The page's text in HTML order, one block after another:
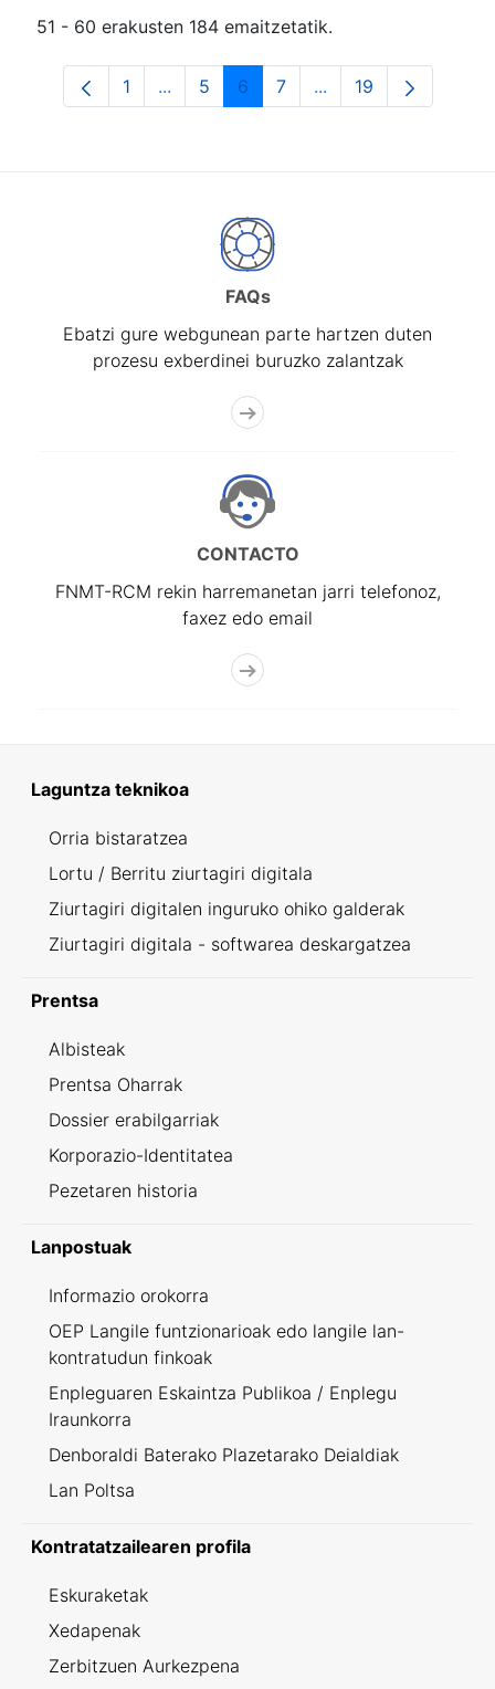
51 - 60 erakusten 184 emaitzetatik.
Orrialdea
1 ...Intermediate Pages Use TAB to
Orrialdea
5 Orrialdea
6 Orrialdea
7 ...Intermediate Pages
Orrialdea
19
FAQs
Ebatzi gure webgunean parte hartzen duten
prozesu exberdinei buruzko zalantzak
CONTACTO
FNMT-RCM rekin harremanetan jarri telefonoz,
faxez edo email
Laguntza teknikoa
Orria bistaratzea
Lortu / Berritu ziurtagiri digitala
Ziurtagiri digitalen inguruko ohiko galderak
Ziurtagiri digitala - softwarea deskargatzea
Prentsa
Albisteak
Prentsa Oharrak
Dossier erabilgarriak
Korporazio-Identitatea
Pezetaren historia
Lanpostuak
Informazio orokorra
OEP Langile funtzionarioak edo langile lan-
kontratudun finkoak
Enpleguaren Eskaintza Publikoa / Enplegu
Iraunkorra
Denboraldi Baterako Plazetarako Deialdiak
Lan Poltsa
Kontratatzailearen profila
Eskuraketak
Xedapenak
Zerbitzuen Aurkezpena